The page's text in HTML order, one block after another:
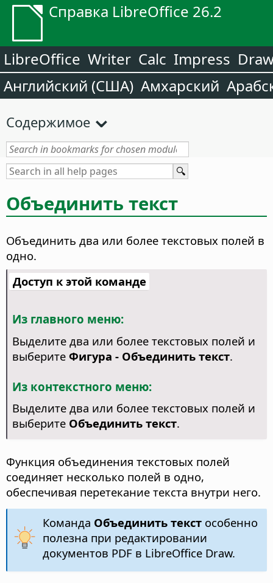
Справка LibreOffice 26.2
LibreOffice Writer Calc Impress
Английский (США) Амхарский
Содержимое
Объединить текст
Объединить два или более текстовых полей в
одно.
Доступ к этой команде
Из главного меню:
Выделите два или более текстовых полей и
выберите Фигура - Объединить текст.
Из контекстного меню:
Выделите два или более текстовых полей и
выберите Объединить текст.
Функция объединения текстовых полей
соединяет несколько полей в одно,
обеспечивая перетекание текста внутри него.
Команда Объединить текстособенно
полезна при редактировании
документов PDF в LibreOffice Draw.